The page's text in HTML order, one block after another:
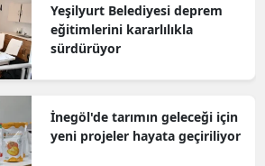
Yeşilyurt Belediyesi deprem
eğitimlerini kararlılıkla
sürdürüyor
İnegöl'de tarımın geleceği için
yeni projeler hayata geçiriliyor